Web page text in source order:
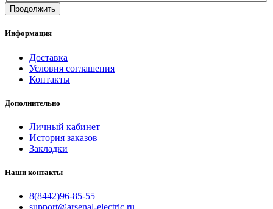
Продолжить
Информация
Доставка
Условия соглашения
Контакты
Дополнительно
Личный кабинет
История заказов
Закладки
Наши контакты
8(8442)96-85-55